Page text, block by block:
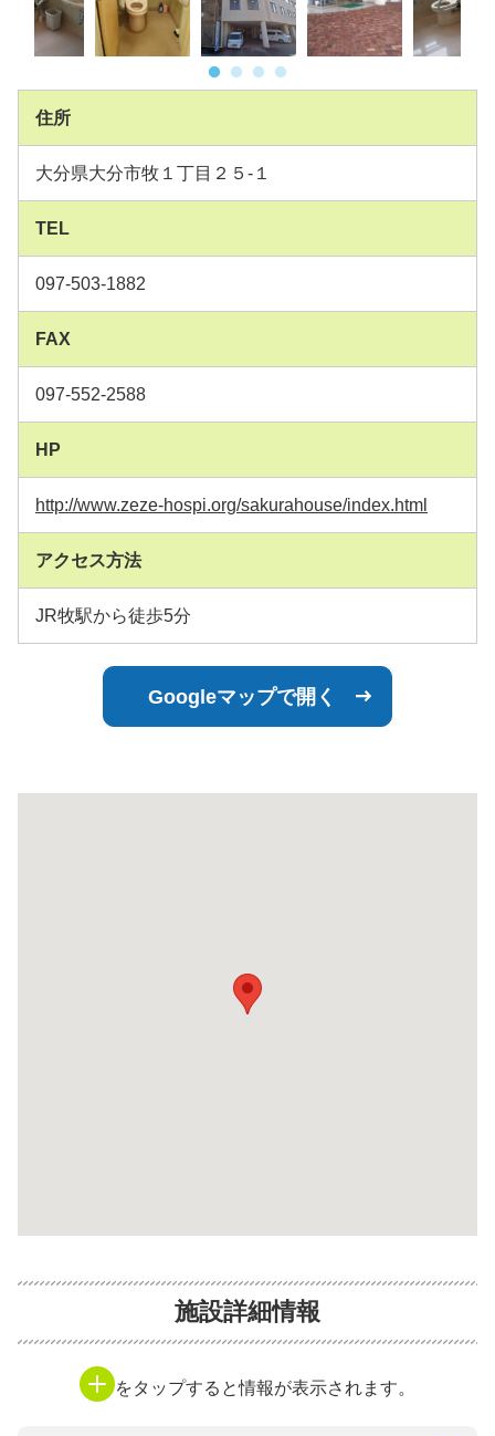
住所
大分県大分市牧１丁目２５-１
TEL
097-503-1882
FAX
097-552-2588
HP
http://www.zeze-hospi.org/sakurahouse/index.html
アクセス方法
JR牧駅から徒歩5分
Googleマップで開く
施設詳細情報
をタップすると情報が表示されます。